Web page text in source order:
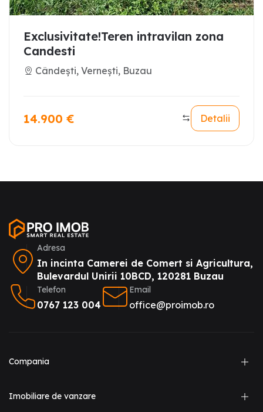
Exclusivitate!Teren intravilan zona
Candesti
Cândești, Vernești, Buzau
14.900 € Detalii
Adresa
In incinta Camerei de Comert si Agricultura,
Bulevardul Unirii 10BCD, 120281 Buzau
Telefon
0767 123 004
Email
office@proimob.ro
Compania
Imobiliare de vanzare